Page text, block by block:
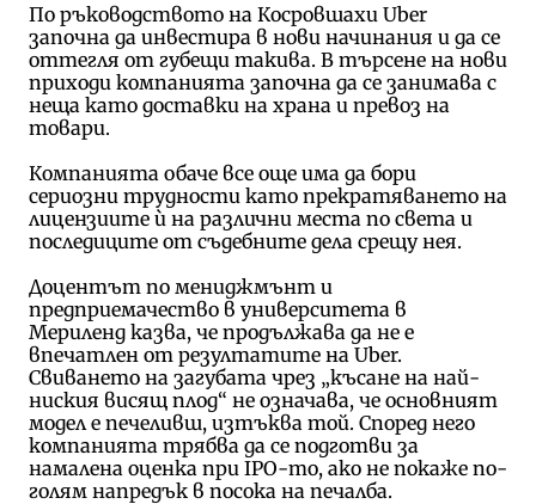
По ръководството на Косровшахи Uber
започна да инвестира в нови начинания и да се
оттегля от губещи такива. В търсене на нови
приходи компанията започна да се занимава с
неща като доставки на храна и превоз на
товари.
Компанията обаче все още има да бори
сериозни трудности като прекратяването на
лицензиите ѝ на различни места по света и
последиците от съдебните дела срещу нея.
Доцентът по мениджмънт и
предприемачество в университета в
Мериленд казва, че продължава да не е
впечатлен от резултатите на Uber.
Свиването на загубата чрез „късане на най-
ниския висящ плод“ не означава, че основният
модел е печеливш, изтъква той. Според него
компанията трябва да се подготви за
намалена оценка при IPO-то, ако не покаже по-
голям напредък в посока на печалба.